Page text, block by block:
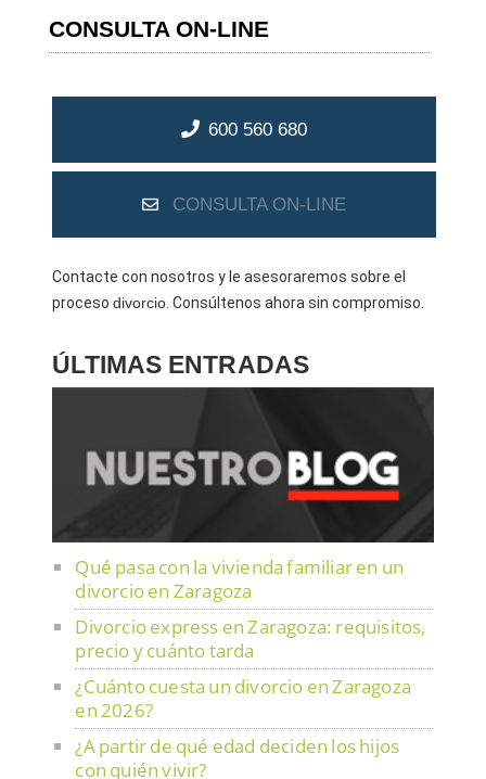
CONSULTA ON-LINE
600 560 680
CONSULTA ON-LINE
Contacte con nosotros y le asesoraremos sobre el
procesodivorcio . Consúltenos ahora sin compromiso.
ÚLTIMAS ENTRADAS
Qué pasa con la vivienda familiar en un
divorcio en Zaragoza
Divorcio express en Zaragoza: requisitos,
precio y cuánto tarda
¿Cuánto cuesta un divorcio en Zaragoza
en 2026?
¿A partir de qué edad deciden los hijos
con quién vivir?